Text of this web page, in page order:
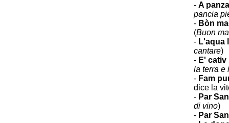
- A
pancia
- Bòn
(Buon
- L'aqua
cantare)
- E' cativ
la terra e
- Fam
dice la
- Par
di vino)
- Par